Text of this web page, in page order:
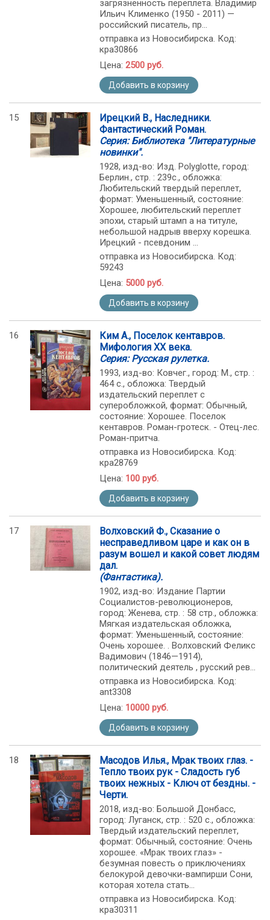
загрязненность переплета. Владимир
Ильич Клименко (1950 - 2011) —
российский писатель, пр...
отправка из Новосибирска. Код:
кра30866
Цена: 2500 руб.
Добавить в корзину
15
Ирецкий В., Наследники.
Фантастический Роман.
Серия: Библиотека "Литературные
новинки".
1928, изд-во: Изд. Polyglotte, город:
Берлин., стр. : 239c., обложка:
Любительский твердый переплет,
формат: Уменьшенный, состояние:
Хорошее, любительский переплет
эпохи, старый штамп а на титуле,
небольшой надрыв вверху корешка.
Ирецкий - псевдоним ...
отправка из Новосибирска. Код:
59243
Цена: 5000 руб.
Добавить в корзину
16
Ким А., Поселок кентавров.
Мифология ХХ века.
Серия: Русская рулетка.
1993, изд-во: Ковчег., город: М., стр. :
464 с., обложка: Твердый
издательский переплет с
суперобложкой, формат: Обычный,
состояние: Хорошее. Поселок
кентавров. Роман-гротеск. - Отец-лес.
Роман-притча.
отправка из Новосибирска. Код:
кра28769
Цена: 100 руб.
Добавить в корзину
17
Волховский Ф., Сказание о
несправедливом царе и как он в
разум вошел и какой совет людям
дал.
(Фантастика).
1902, изд-во: Издание Партии
Социалистов-революционеров,
город: Женева, стр. : 58 стр., обложка:
Мягкая издательская обложка,
формат: Уменьшенный, состояние:
Очень хорошее. . Волховский Феликс
Вадимович (1846—1914),
политический деятель , русский рев...
отправка из Новосибирска. Код:
ant3308
Цена: 10000 руб.
Добавить в корзину
18
Масодов Илья., Мрак твоих глаз. -
Тепло твоих рук - Сладость губ
твоих нежных - Ключ от бездны. -
Черти.
2018, изд-во: Большой Донбасс,
город: Луганск, стр. : 520 с., обложка:
Твердый издательский переплет,
формат: Обычный, состояние: Очень
хорошее. «Мрак твоих глаз» -
безумная повесть о приключениях
белокурой девочки-вампирши Сони,
которая хотела стать...
отправка из Новосибирска. Код:
кра30311